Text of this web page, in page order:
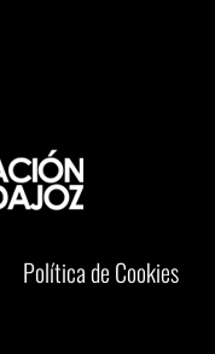
Política de Cookies